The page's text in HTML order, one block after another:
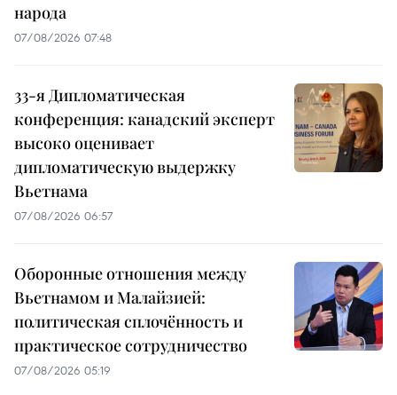
народа
07/08/2026 07:48
33-я Дипломатическая
конференция: канадский эксперт
высоко оценивает
дипломатическую выдержку
Вьетнама
07/08/2026 06:57
Оборонные отношения между
Вьетнамом и Малайзией:
политическая сплочённость и
практическое сотрудничество
07/08/2026 05:19